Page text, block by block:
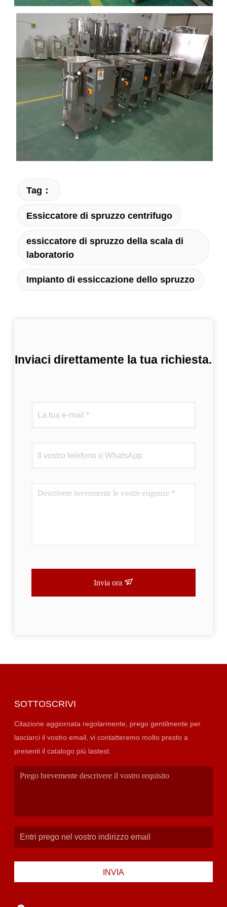
Tag：
Essiccatore di spruzzo centrifugo
essiccatore di spruzzo della scala di
laboratorio
Impianto di essiccazione dello spruzzo
Inviaci direttamente la tua richiesta.
Invia ora
SOTTOSCRIVI
Citazione aggiornata regolarmente, prego gentilmente per
lasciarci il vostro email, vi contatteremo molto presto a
presenti il catalogo più lastest.
INVIA